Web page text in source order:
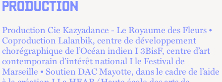
PRODUCTION
Production Cie Kazyadance - Le Royaume des Fleurs •
Coproduction Lalanbik, centre de développement
chorégraphique de l’Océan indien I 3BisF, centre d’art
contemporain d’intérêt national I le Festival de
Marseille • Soutien DAC Mayotte, dans le cadre de l’aide